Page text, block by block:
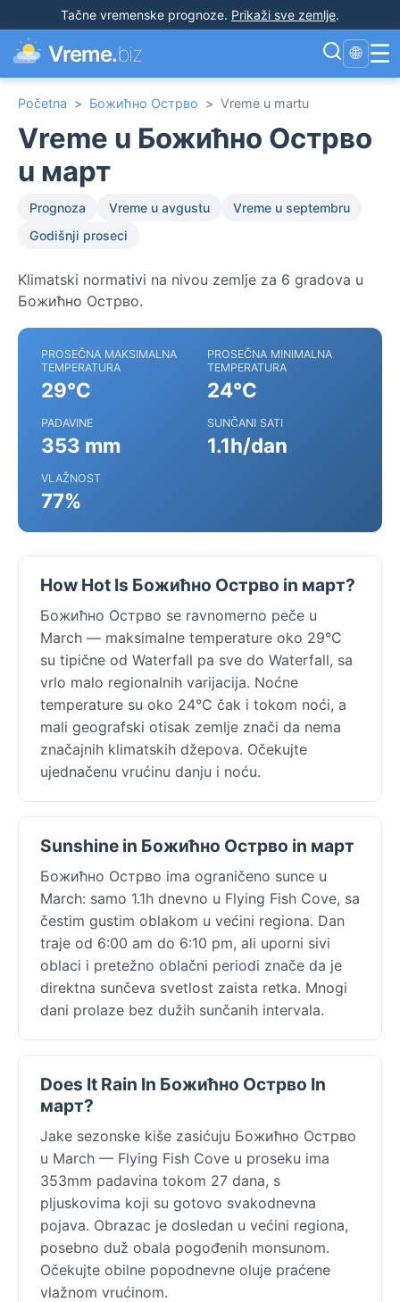
Tačne vremenske prognoze. Prikaži sve zemlje.
Vreme.biz 🌐 ☰
Početna > Божићно Острво > Vreme u martu
Vreme u Божићно Острво
u март
Prognoza Vreme u avgustu
Vreme u septembru
Godišnji proseci
Klimatski normativi na nivou zemlje za 6 gradova u
Божићно Острво.
PROSEČNA MAKSIMALNA
TEMPERATURA
29°C
PROSEČNA MINIMALNA
TEMPERATURA
24°C
PADAVINE
353 mm
SUNČANI SATI
1.1h/dan
VLAŽNOST
77%
How Hot Is Божићно Острво in март?
Божићно Острво se ravnomerno peče u
March — maksimalne temperature oko 29°C
su tipične od Waterfall pa sve do Waterfall, sa
vrlo malo regionalnih varijacija. Noćne
temperature su oko 24°C čak i tokom noći, a
mali geografski otisak zemlje znači da nema
značajnih klimatskih džepova. Očekujte
ujednačenu vrućinu danju i noću.
Sunshine in Божићно Острво in март
Божићно Острво ima ograničeno sunce u
March: samo 1.1h dnevno u Flying Fish Cove, sa
čestim gustim oblakom u većini regiona. Dan
traje od 6:00 am do 6:10 pm, ali uporni sivi
oblaci i pretežno oblačni periodi znače da je
direktna sunčeva svetlost zaista retka. Mnogi
dani prolaze bez dužih sunčanih intervala.
Does It Rain In Божићно Острво In
март?
Jake sezonske kiše zasićuju Божићно Острво
u March — Flying Fish Cove u proseku ima
353mm padavina tokom 27 dana, s
pljuskovima koji su gotovo svakodnevna
pojava. Obrazac je dosledan u većini regiona,
posebno duž obala pogođenih monsunom.
Očekujte obilne popodnevne oluje praćene
vlažnom vrućinom.